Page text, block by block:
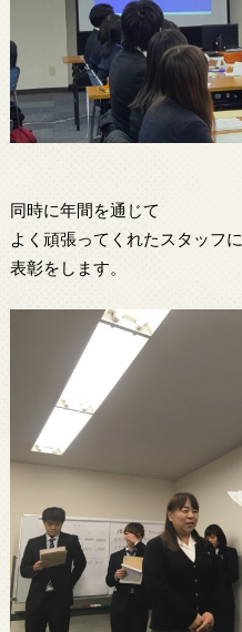
同時に年間を通じて
よく頑張ってくれたスタッフに
表彰をします。